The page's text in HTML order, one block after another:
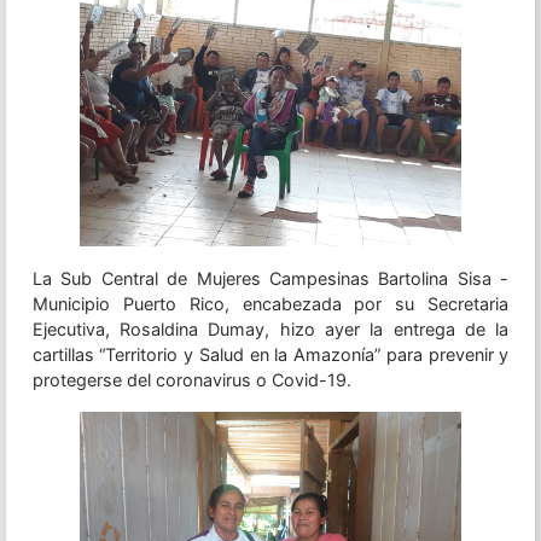
La Sub Central de Mujeres Campesinas Bartolina Sisa -
Municipio Puerto Rico, encabezada por su Secretaria
Ejecutiva, Rosaldina Dumay, hizo ayer la entrega de la
cartillas “Territorio y Salud en la Amazonía” para prevenir y
protegerse del coronavirus o Covid-19.